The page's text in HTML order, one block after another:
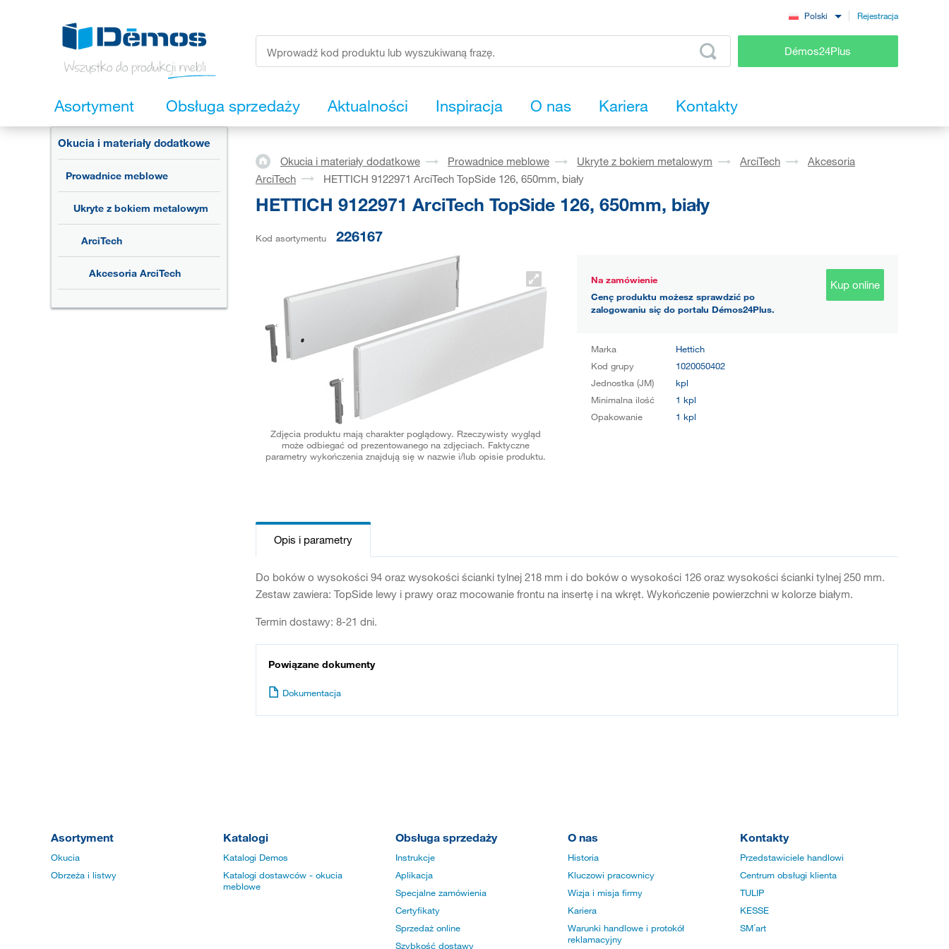
Polski Rejestracja
Démos24Plus
Asortyment Obsługa sprzedaży Aktualności Inspiracja O nas Kariera Kontakty
Okucia i materiały dodatkowe
Prowadnice meblowe
Ukryte z bokiem metalowym
ArciTech
Akcesoria ArciTech
Okucia i materiały dodatkowe Prowadnice meblowe Ukryte z bokiem metalowym ArciTech
Akcesoria
ArciTech
HETTICH 9122971 ArciTech TopSide 126, 650mm, biały
HETTICH 9122971 ArciTech TopSide 126, 650mm, biały
Kod asortymentu 226167
Zdjęcia produktu mają charakter poglądowy. Rzeczywisty wygląd
może odbiegać od prezentowanego na zdjęciach. Faktyczne
parametry wykończenia znajdują się w nazwie i/lub opisie produktu.
Na zamówienie
Cenę produktu możesz sprawdzić po
zalogowaniu się do portalu Démos24Plus.
Kup online
Marka
Hettich
Kod grupy
1020050402
Jednostka (JM)
kpl
Minimalna ilość
1 kpl
Opakowanie
1 kpl
Opis i parametry
Do boków o wysokości 94 oraz wysokości ścianki tylnej 218 mm i do boków o wysokości 126 oraz wysokości ścianki tylnej 250 mm.
Zestaw zawiera: TopSide lewy i prawy oraz mocowanie frontu na insertę i na wkręt. Wykończenie powierzchni w kolorze białym.
Termin dostawy: 8-21 dni.
Powiązane dokumenty
Dokumentacja
Asortyment
Okucia
Obrzeża i listwy
Katalogi
Katalogi Demos
Katalogi dostawców - okucia
meblowe
Obsługa sprzedaży
Instrukcje
Aplikacja
Specjalne zamówienia
Certyfikaty
Sprzedaż online
Szybkość dostawy
O nas
Historia
Kluczowi pracownicy
Wizja i misja firmy
Kariera
Warunki handlowe i protokół
reklamacyjny
Kontakty
Przedstawiciele handlowi
Centrum obsługi klienta
TULIP
KESSE
SM´art